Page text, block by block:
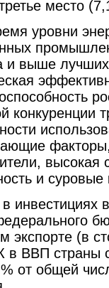
место
уровни
и выше
конкуренции
высокая
и
инвестициях
экспорте (в
в ВВП страны
от общей